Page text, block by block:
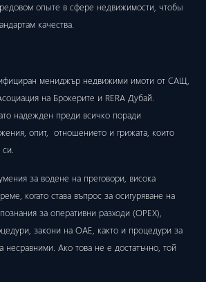
опыте в сфере недвижимости, чтобы
качества.
мениджър недвижими имоти от САЩ,
на Брокерите и RERA Дубай.
надежден преди всичко поради
опит, отношението и грижата, които
за водене на преговори, висока
когато става въпрос за осигуряване на
за оперативни разходи (ОРЕХ),
закони на ОАЕ, както и процедури за
несравними. Ако това не е достатъчно, той